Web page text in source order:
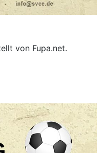
von Fupa.net.